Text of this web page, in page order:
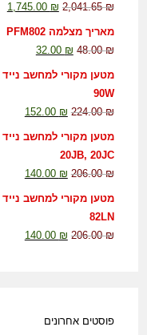
2,041.65₪
1,745.00 ₪
מאריך מצלמה PFM802
48.00₪
32.00 ₪
90W
224.00₪
152.00 ₪
20JB, 20JC
206.00₪
140.00 ₪
82LN
206.00₪
140.00 ₪
פוסטים אחרונים